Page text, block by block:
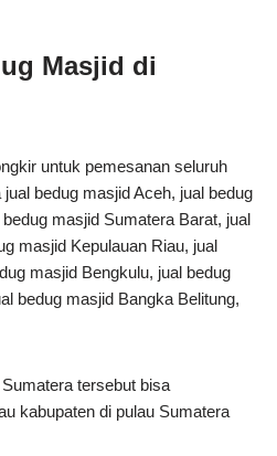
Masjid di
untuk pemesanan seluruh
bedug masjid Aceh, jual bedug
masjid Sumatera Barat, jual
masjid Kepulauan Riau, jual
masjid Bengkulu, jual bedug
bedug masjid Bangka Belitung,
tersebut bisa
kabupaten di pulau Sumatera